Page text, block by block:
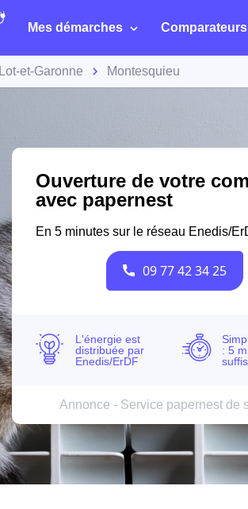
Mes démarches Comparateurs
Lot-et-Garonne Montesquieu